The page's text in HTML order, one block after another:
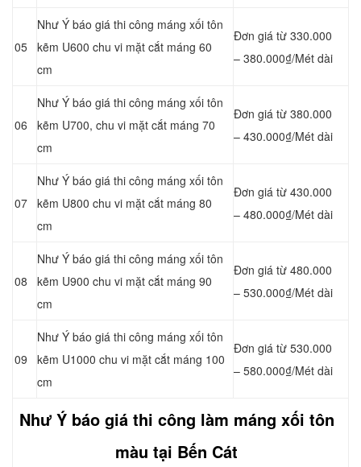
05
Như Ý báo giá thi công máng xối tôn
kẽm U600 chu vi mặt cắt máng 60
cm
Đơn giá từ 330.000
– 380.000₫/Mét dài
06
Như Ý báo giá thi công máng xối tôn
kẽm U700, chu vi mặt cắt máng 70
cm
Đơn giá từ 380.000
– 430.000₫/Mét dài
07
Như Ý báo giá thi công máng xối tôn
kẽm U800 chu vi mặt cắt máng 80
cm
Đơn giá từ 430.000
– 480.000₫/Mét dài
08
Như Ý báo giá thi công máng xối tôn
kẽm U900 chu vi mặt cắt máng 90
cm
Đơn giá từ 480.000
– 530.000₫/Mét dài
09
Như Ý báo giá thi công máng xối tôn
kẽm U1000 chu vi mặt cắt máng 100
cm
Đơn giá từ 530.000
– 580.000₫/Mét dài
Như Ý báo giá thi công làm máng xối tôn
màu tại Bến Cát